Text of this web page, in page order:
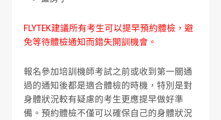
FLYTEK建議所有考生可以提早預約體檢，避
免等待體檢通知而錯失開訓機會。
報名參加培訓機師考試之前或收到第一關通
過的通知後都是適合體檢的時機，特別是對
身體狀況較有疑慮的考生更應提早做好準
備。預約體檢不僅可以確保自己的身體狀況